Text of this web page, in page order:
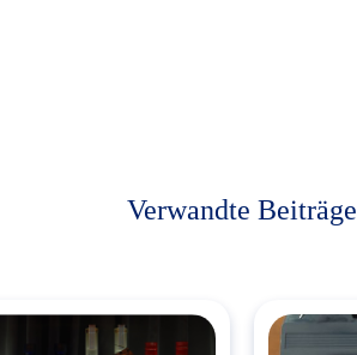
Verwandte Beiträge